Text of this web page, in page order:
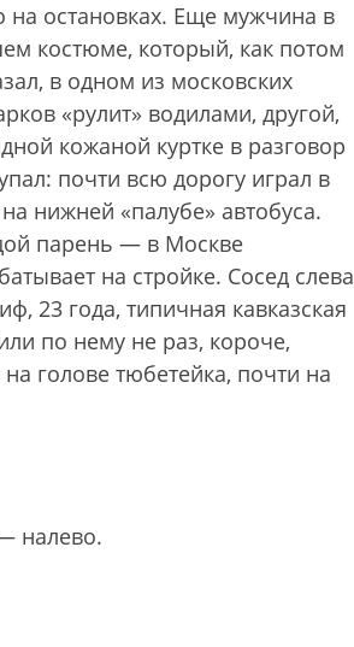
на остановках. Еще мужчина в
костюме, который, как потом
в одном из московских
«рулит» водилами, другой,
кожаной куртке в разговор
почти всю дорогу играл в
нижней «палубе» автобуса.
парень — в Москве
на стройке. Сосед слева
23 года, типичная кавказская
по нему не раз, короче,
голове тюбетейка, почти на
налево.